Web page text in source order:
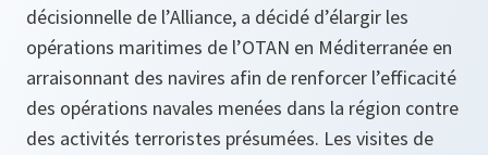
décisionnelle de l’Alliance, a décidé d’élargir les
opérations maritimes de l’OTAN en Méditerranée en
arraisonnant des navires afin de renforcer l’efficacité
des opérations navales menées dans la région contre
des activités terroristes présumées. Les visites de